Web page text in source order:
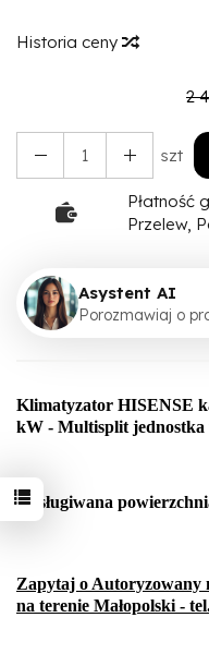
Historia ceny
2
szt
Płatność
Przelew,
Asystent AI
Porozmawiaj o pr
Klimatyzator HISENSE
kW - Multisplit jednostka
Obsługiwana
Zapytaj o Autoryzowany
na terenie Małopolski -